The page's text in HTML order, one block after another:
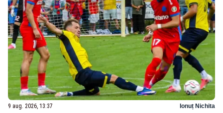
9 aug. 2026, 13:37 Ionuț Nichita